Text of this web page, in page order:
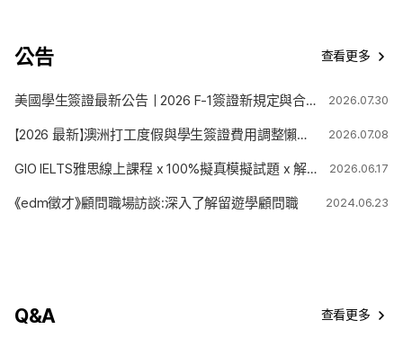
公告 查看更多
美國學生簽證最新公告｜2026 F-1簽證新規定與合法停留期限變更解析 2026.07.30
【2026 最新】澳洲打工度假與學生簽證費用調整懶人包 2026.07.08
GIO IELTS雅思線上課程 x 100%擬真模擬試題 x 解題技巧 2026.06.17
《edm徵才》顧問職場訪談:深入了解留遊學顧問職 2024.06.23
Q&A 查看更多